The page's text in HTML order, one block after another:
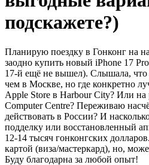
подскажете?)
Планирую поездку в Гонконг на
заодно купить новый iPhone 17
17-й ещё не вышел). Слышала,
чем в Москве, но где конкретно
Apple Store в Harbour City? Или на
Computer Centre? Переживаю
действовать в России? И
подделку или восстановленный
12-14 тысяч гонконгских
картой (виза/мастеркард), но,
Буду благодарна за любой опыт!